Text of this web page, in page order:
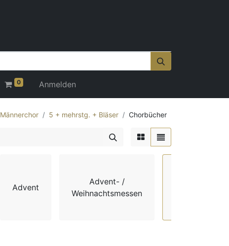
0 Anmelden
Männerchor 5 + mehrstg. + Bläser Chorbücher
Advent
Advent- /
Weihnachtsmessen